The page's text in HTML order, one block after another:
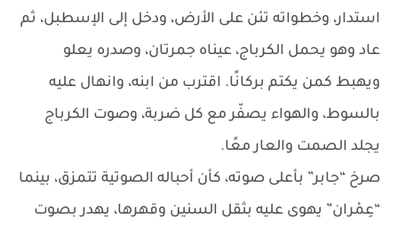
استدار، وخطواته تئن على الأرض، ودخل إلى الإسطبل، ثم
عاد وهو يحمل الكرباج، عيناه جمرتان، وصدره يعلو
ويهبط كمن يكتم بركانًا. اقترب من ابنه، وانهال عليه
بالسوط، والهواء يصفّر مع كل ضربة، وصوت الكرباج
يجلد الصمت والعار معًا.
صرخ “جابر” بأعلى صوته، كأن أحباله الصوتية تتمزق، بينما
“عِمْران” يهوى عليه بثقل السنين وقهرها، يهدر بصوت